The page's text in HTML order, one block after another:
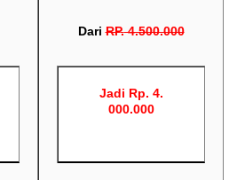
DariRP.4.500.000
Jadi Rp. 4.
000.000